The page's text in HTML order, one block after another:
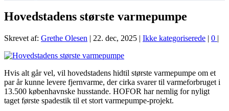
Hovedstadens største varmepumpe
Skrevet af: Grethe Olesen | 22. dec, 2025 | Ikke kategoriserede | 0 |
Hvis alt går vel, vil hovedstadens hidtil største varmepumpe om et
par år kunne levere fjernvarme, der cirka svarer til varmeforbruget i
13.500 københavnske husstande. HOFOR har nemlig for nyligt
taget første spadestik til et stort varmepumpe-projekt.